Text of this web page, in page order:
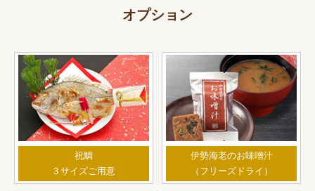
オプション
祝鯛
３サイズご用意
伊勢海老のお味噌汁
（フリーズドライ）